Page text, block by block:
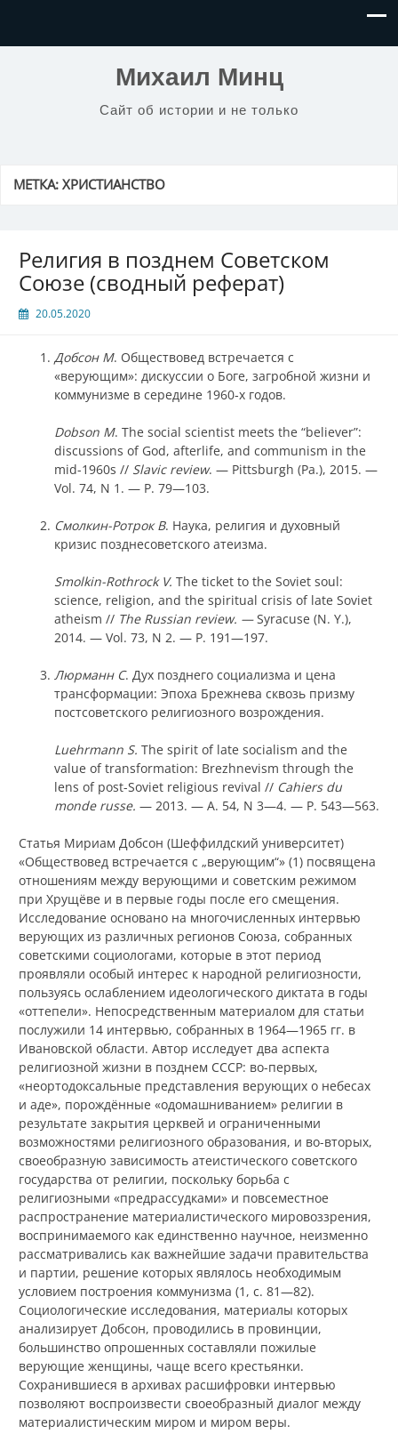
Михаил Минц
Сайт об истории и не только
МЕТКА:ХРИСТИАНСТВО
Религия в позднем Советском
Союзе (сводный реферат)
20.05.2020
Добсон М. Обществовед встречается с
«верующим»: дискуссии о Боге, загробной жизни и
коммунизме в середине 1960‑х годов.
Dobson M. The social scientist meets the “believer”:
discussions of God, afterlife, and communism in the
mid-1960s // Slavic review. — Pittsburgh (Pa.), 2015. —
Vol. 74, N 1. — P. 79—103.
Смолкин-Ротрок В. Наука, религия и духовный
кризис позднесоветского атеизма.
Smolkin-Rothrock V. The ticket to the Soviet soul:
science, religion, and the spiritual crisis of late Soviet
atheism // The Russian review. —Syracuse (N. Y.),
2014. — Vol. 73, N 2. — P. 191—197.
Люрманн С. Дух позднего социализма и цена
трансформации: Эпоха Брежнева сквозь призму
постсоветского религиозного возрождения.
Luehrmann S. The spirit of late socialism and the
value of transformation: Brezhnevism through the
lens of post-Soviet religious revival // Cahiers du
monde russe. — 2013. — A. 54, N 3—4. — P. 543—563.
Статья Мириам Добсон (Шеффилдский университет)
«Обществовед встречается с „верующим“» (1) посвящена
отношениям между верующими и советским режимом
при Хрущёве и в первые годы после его смещения.
Исследование основано на многочисленных интервью
верующих из различных регионов Союза, собранных
советскими социологами, которые в этот период
проявляли особый интерес к народной религиозности,
пользуясь ослаблением идеологического диктата в годы
«оттепели». Непосредственным материалом для статьи
послужили 14 интервью, собранных в 1964—1965 гг. в
Ивановской области. Автор исследует два аспекта
религиозной жизни в позднем СССР: во-первых,
«неортодоксальные представления верующих о небесах
и аде», порождённые «одомашниванием» религии в
результате закрытия церквей и ограниченными
возможностями религиозного образования, и во-вторых,
своеобразную зависимость атеистического советского
государства от религии, поскольку борьба с
религиозными «предрассудками» и повсеместное
распространение материалистического мировоззрения,
воспринимаемого как единственно научное, неизменно
рассматривались как важнейшие задачи правительства
и партии, решение которых являлось необходимым
условием построения коммунизма (1, с. 81—82).
Социологические исследования, материалы которых
анализирует Добсон, проводились в провинции,
большинство опрошенных составляли пожилые
верующие женщины, чаще всего крестьянки.
Сохранившиеся в архивах расшифровки интервью
позволяют воспроизвести своеобразный диалог между
материалистическим миром и миром веры.